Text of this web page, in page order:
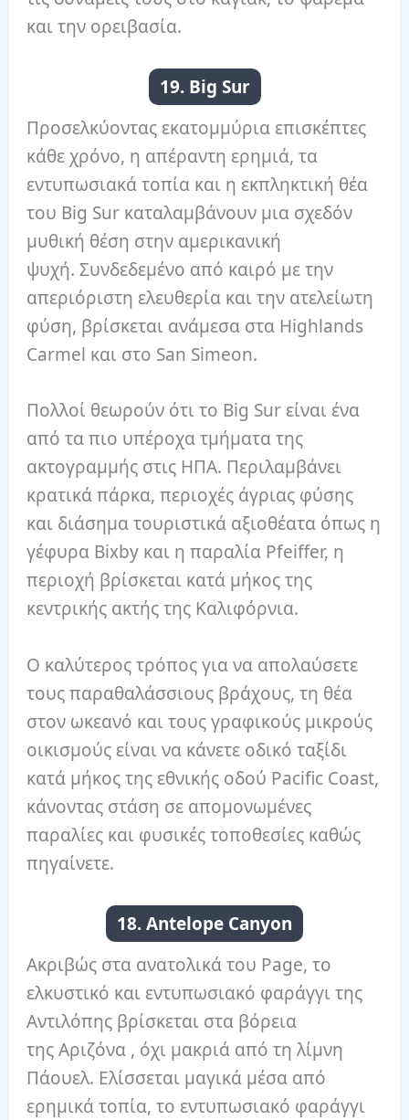
και την ορειβασία.
19. Big Sur
Προσελκύοντας εκατομμύρια επισκέπτες
κάθε χρόνο, η απέραντη ερημιά, τα
εντυπωσιακά τοπία και η εκπληκτική θέα
του Big Sur καταλαμβάνουν μια σχεδόν
μυθική θέση στην αμερικανική
ψυχή. Συνδεδεμένο από καιρό με την
απεριόριστη ελευθερία και την ατελείωτη
φύση, βρίσκεται ανάμεσα στα Highlands
Carmel και στο San Simeon.
Πολλοί θεωρούν ότι το Big Sur είναι ένα
από τα πιο υπέροχα τμήματα της
ακτογραμμής στις ΗΠΑ. Περιλαμβάνει
κρατικά πάρκα, περιοχές άγριας φύσης
και διάσημα τουριστικά αξιοθέατα όπως η
γέφυρα Bixby και η παραλία Pfeiffer, η
περιοχή βρίσκεται κατά μήκος της
κεντρικής ακτής της Καλιφόρνια.
Ο καλύτερος τρόπος για να απολαύσετε
τους παραθαλάσσιους βράχους, τη θέα
στον ωκεανό και τους γραφικούς μικρούς
οικισμούς είναι να κάνετε οδικό ταξίδι
κατά μήκος της εθνικής οδού Pacific Coast,
κάνοντας στάση σε απομονωμένες
παραλίες και φυσικές τοποθεσίες καθώς
πηγαίνετε.
18. Antelope Canyon
Ακριβώς στα ανατολικά του Page, το
ελκυστικό και εντυπωσιακό φαράγγι της
Αντιλόπης βρίσκεται στα βόρεια
της Αριζόνα , όχι μακριά από τη λίμνη
Πάουελ. Ελίσσεται μαγικά μέσα από
ερημικά τοπία, το εντυπωσιακό φαράγγι